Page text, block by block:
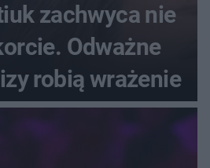
zachwyca nie
Odważne
robią wrażenie